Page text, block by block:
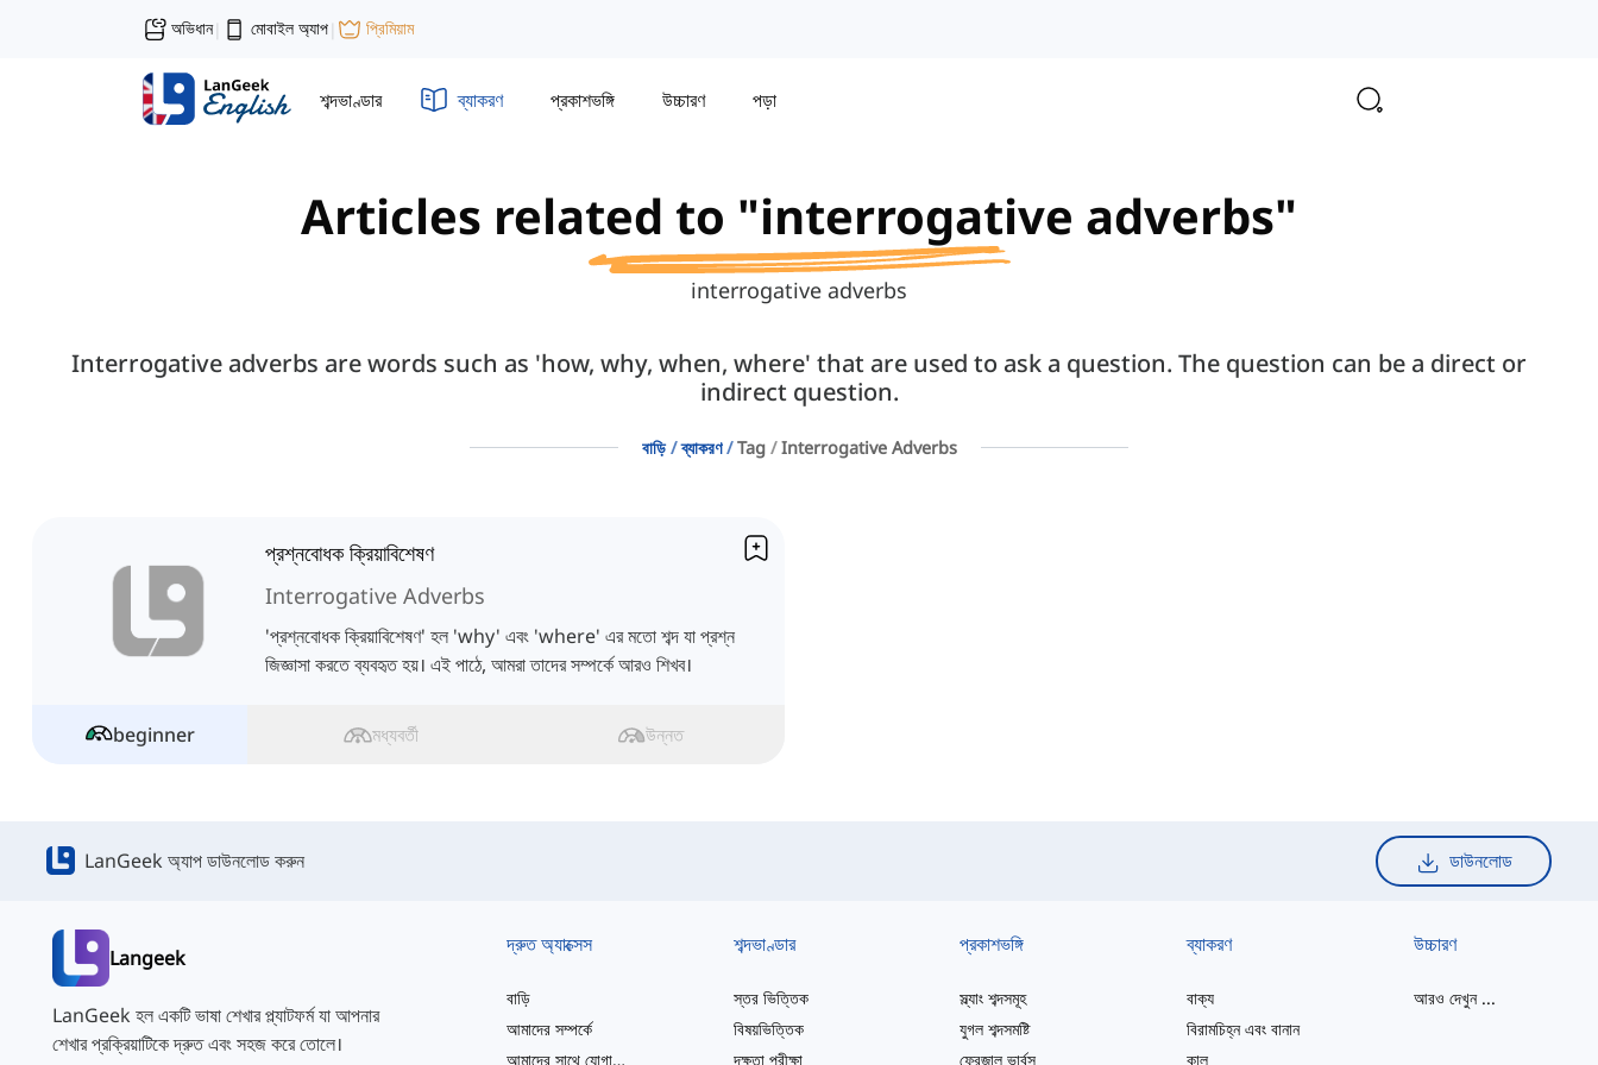
অভিধান| মোবাইল অ্যাপ| প্রিমিয়াম
শব্দভাণ্ডার ব্যাকরণ প্রকাশভঙ্গি উচ্চারণ পড়া
Articles related to "interrogative adverbs"
interrogative adverbs
Interrogative adverbs are words such as 'how, why, when, where' that are used to ask a question. The question can be a direct or
indirect question.
বাড়ি ব্যাকরণ Tag Interrogative Adverbs
প্রশ্নবোধক ক্রিয়াবিশেষণ
Interrogative Adverbs
'প্রশ্নবোধক ক্রিয়াবিশেষণ' হল 'why' এবং 'where' এর মতো শব্দ যা প্রশ্ন
জিজ্ঞাসা করতে ব্যবহৃত হয়। এই পাঠে, আমরা তাদের সম্পর্কে আরও শিখব।
beginner মধ্যবর্তী উন্নত
LanGeek অ্যাপ ডাউনলোড করুন ডাউনলোড
Langeek
LanGeek হল একটি ভাষা শেখার প্ল্যাটফর্ম যা আপনার
শেখার প্রক্রিয়াটিকে দ্রুত এবং সহজ করে তোলে।
দ্রুত অ্যাক্সেস
বাড়ি
আমাদের সম্পর্কে
আমাদের সাথে যোগাযোগ করুন
শব্দভাণ্ডার
স্তর ভিত্তিক
বিষয়ভিত্তিক
দক্ষতা পরীক্ষা
প্রকাশভঙ্গি
স্ল্যাং শব্দসমূহ
যুগল শব্দসমষ্টি
ফ্রেজাল ভার্বস
ব্যাকরণ
বাক্য
বিরামচিহ্ন এবং বানান
কাল
উচ্চারণ
আরও দেখুন...